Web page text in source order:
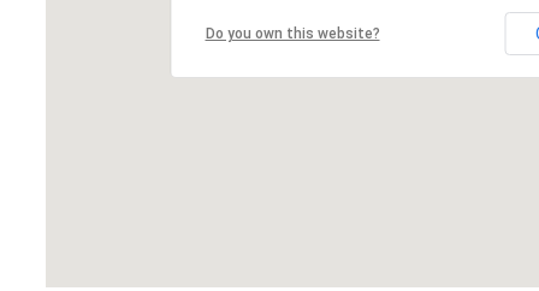
Do you own this website?